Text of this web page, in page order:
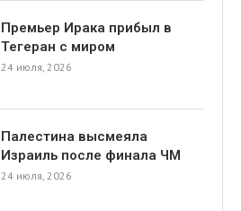
Премьер Ирака прибыл в
Тегеран с миром
24 июля, 2026
Палестина высмеяла
Израиль после финала ЧМ
24 июля, 2026